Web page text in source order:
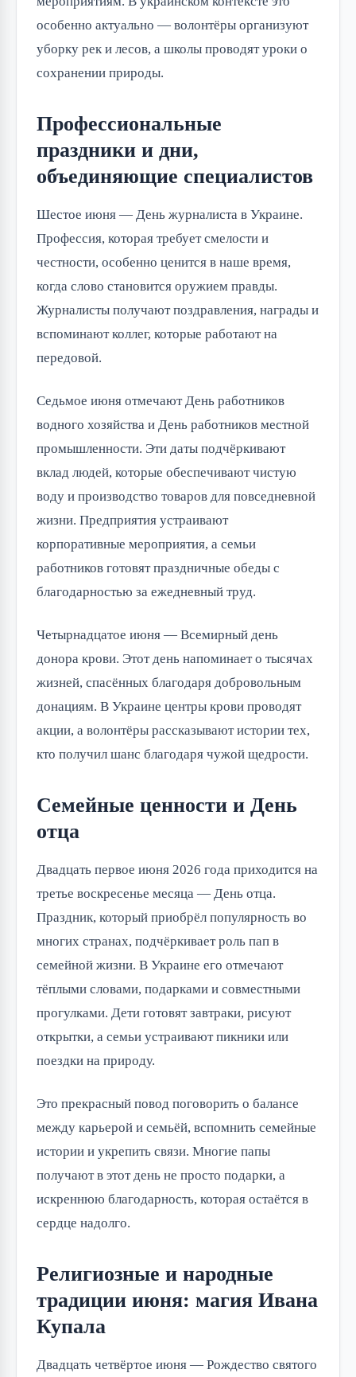
особенно актуально — волонтёры организуют
уборку рек и лесов, а школы проводят уроки о
сохранении природы.
Профессиональные
праздники и дни,
объединяющие специалистов
Шестое июня — День журналиста в Украине.
Профессия, которая требует смелости и
честности, особенно ценится в наше время,
когда слово становится оружием правды.
Журналисты получают поздравления, награды и
вспоминают коллег, которые работают на
передовой.
Седьмое июня отмечают День работников
водного хозяйства и День работников местной
промышленности. Эти даты подчёркивают
вклад людей, которые обеспечивают чистую
воду и производство товаров для повседневной
жизни. Предприятия устраивают
корпоративные мероприятия, а семьи
работников готовят праздничные обеды с
благодарностью за ежедневный труд.
Четырнадцатое июня — Всемирный день
донора крови. Этот день напоминает о тысячах
жизней, спасённых благодаря добровольным
донациям. В Украине центры крови проводят
акции, а волонтёры рассказывают истории тех,
кто получил шанс благодаря чужой щедрости.
Семейные ценности и День
отца
Двадцать первое июня 2026 года приходится на
третье воскресенье месяца — День отца.
Праздник, который приобрёл популярность во
многих странах, подчёркивает роль пап в
семейной жизни. В Украине его отмечают
тёплыми словами, подарками и совместными
прогулками. Дети готовят завтраки, рисуют
открытки, а семьи устраивают пикники или
поездки на природу.
Это прекрасный повод поговорить о балансе
между карьерой и семьёй, вспомнить семейные
истории и укрепить связи. Многие папы
получают в этот день не просто подарки, а
искреннюю благодарность, которая остаётся в
сердце надолго.
Религиозные и народные
традиции июня: магия Ивана
Купала
Двадцать четвёртое июня — Рождество святого